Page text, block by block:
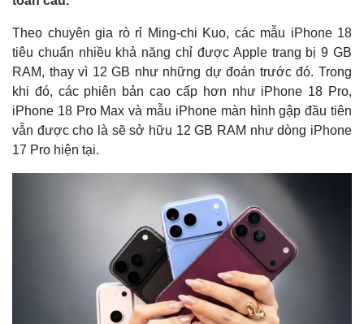
Theo chuyên gia rò rỉ Ming-chi Kuo, các mẫu iPhone 18
tiêu chuẩn nhiều khả năng chỉ được Apple trang bị 9 GB
RAM, thay vì 12 GB như những dự đoán trước đó. Trong
khi đó, các phiên bản cao cấp hơn như iPhone 18 Pro,
iPhone 18 Pro Max và mẫu iPhone màn hình gập đầu tiên
vẫn được cho là sẽ sở hữu 12 GB RAM như dòng iPhone
17 Pro hiện tại.